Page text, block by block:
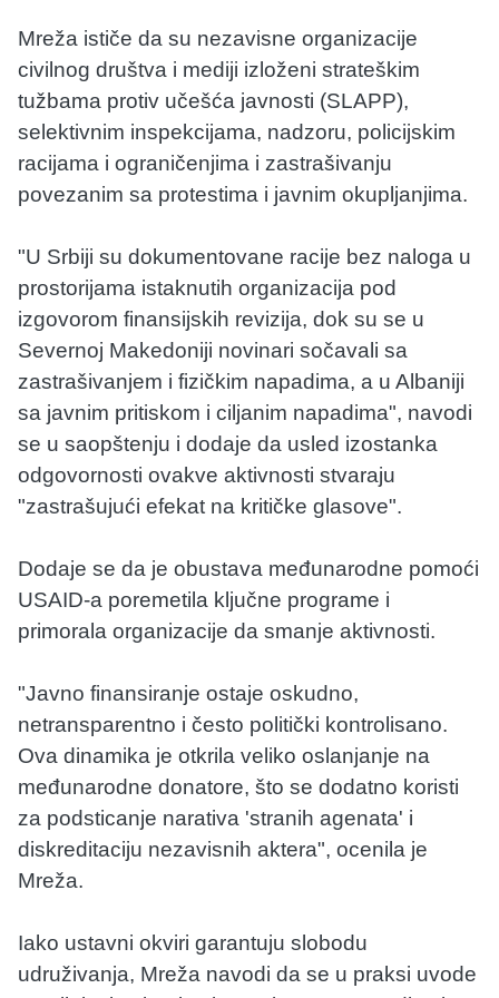
Mreža ističe da su nezavisne organizacije
civilnog društva i mediji izloženi strateškim
tužbama protiv učešća javnosti (SLAPP),
selektivnim inspekcijama, nadzoru, policijskim
racijama i ograničenjima i zastrašivanju
povezanim sa protestima i javnim okupljanjima.
"U Srbiji su dokumentovane racije bez naloga u
prostorijama istaknutih organizacija pod
izgovorom finansijskih revizija, dok su se u
Severnoj Makedoniji novinari sočavali sa
zastrašivanjem i fizičkim napadima, a u Albaniji
sa javnim pritiskom i ciljanim napadima", navodi
se u saopštenju i dodaje da usled izostanka
odgovornosti ovakve aktivnosti stvaraju
"zastrašujući efekat na kritičke glasove".
Dodaje se da je obustava međunarodne pomoći
USAID-a poremetila ključne programe i
primorala organizacije da smanje aktivnosti.
"Javno finansiranje ostaje oskudno,
netransparentno i često politički kontrolisano.
Ova dinamika je otkrila veliko oslanjanje na
međunarodne donatore, što se dodatno koristi
za podsticanje narativa 'stranih agenata' i
diskreditaciju nezavisnih aktera", ocenila je
Mreža.
Iako ustavni okviri garantuju slobodu
udruživanja, Mreža navodi da se u praksi uvode